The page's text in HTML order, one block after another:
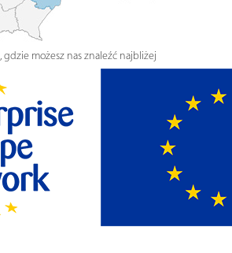
, gdzie możesz nas znaleźć najbliżej